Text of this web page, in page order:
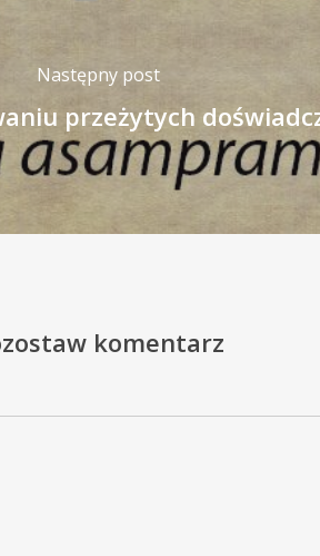
Następny post
przeżytych
komentarz